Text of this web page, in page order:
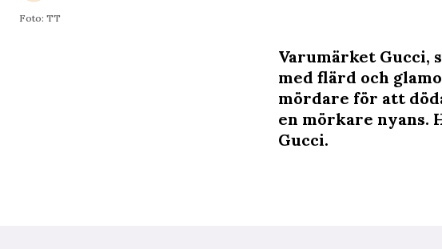
Foto: TT
Varumärket Gucci,
med flärd och
mördare för att
en mörkare nyans.
Gucci.